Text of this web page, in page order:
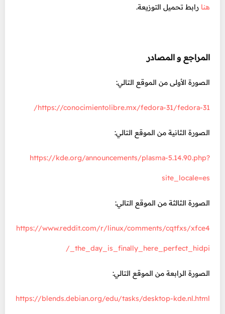
هنا رابط تحميل التوزيعة.
المراجع و المصادر
الصورة الأولى من الموقع التالي:
https://conocimientolibre.mx/fedora-31/fedora-31/
الصورة الثانية من الموقع التالي:
https://kde.org/announcements/plasma-5.14.90.php?
site_locale=es
الصورة الثالثة من الموقع التالي:
https://www.reddit.com/r/linux/comments/cqtfxs/xfce4
_the_day_is_finally_here_perfect_hidpi/
الصورة الرابعة من الموقع التالي:
https://blends.debian.org/edu/tasks/desktop-kde.nl.html